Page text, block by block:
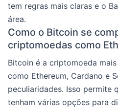
tem regras mais claras e o
área.
Como o Bitcoin se
criptomoedas como
Bitcoin é a criptomoeda
como Ethereum, Cardano e
peculiaridades. Isso permite
tenham várias opções para